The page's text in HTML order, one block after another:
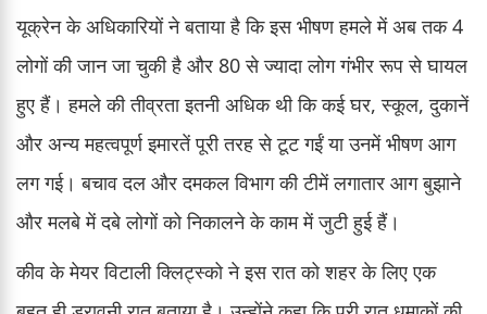
यूक्रेन के अधिकारियों ने बताया है कि इस भीषण हमले में अब तक 4
लोगों की जान जा चुकी है और 80 से ज्यादा लोग गंभीर रूप से घायल
हुए हैं। हमले की तीव्रता इतनी अधिक थी कि कई घर, स्कूल, दुकानें
और अन्य महत्वपूर्ण इमारतें पूरी तरह से टूट गईं या उनमें भीषण आग
लग गई। बचाव दल और दमकल विभाग की टीमें लगातार आग बुझाने
और मलबे में दबे लोगों को निकालने के काम में जुटी हुई हैं।
कीव के मेयर विटाली क्लिट्स्को ने इस रात को शहर के लिए एक